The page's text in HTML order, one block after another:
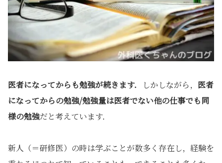
医者になってからも勉強が続きます． しかしながら， 医者
になってからの勉強/勉強量は医者でない他の仕事でも同
様の勉強だと考えています．
新人（＝研修医）の時は学ぶことが数多く存在し，経験を